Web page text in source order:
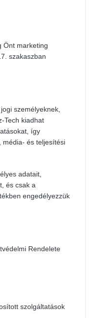
Önt marketing
szakaszban
személyeknek,
Tech kiadhat
így
média- és teljesítési
adatait,
és csak a
engedélyezzük
Rendelete
szolgáltatások